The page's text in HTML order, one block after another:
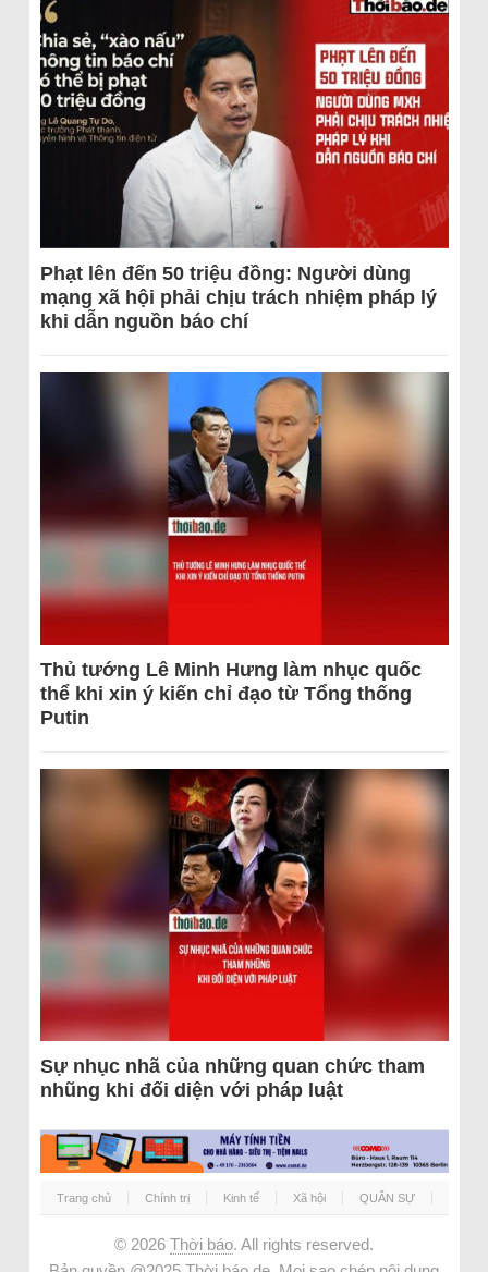
Phạt lên đến 50 triệu đồng: Người dùng
mạng xã hội phải chịu trách nhiệm pháp lý
khi dẫn nguồn báo chí
Thủ tướng Lê Minh Hưng làm nhục quốc
thể khi xin ý kiến chỉ đạo từ Tổng thống
Putin
Sự nhục nhã của những quan chức tham
nhũng khi đối diện với pháp luật
Trang chủ Chính trị Kinh tế Xã hội QUÂN SỰ
© 2026 Thời báo. All rights reserved.